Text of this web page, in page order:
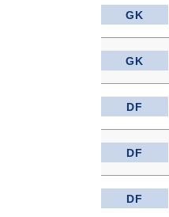
GK
GK
DF
DF
DF